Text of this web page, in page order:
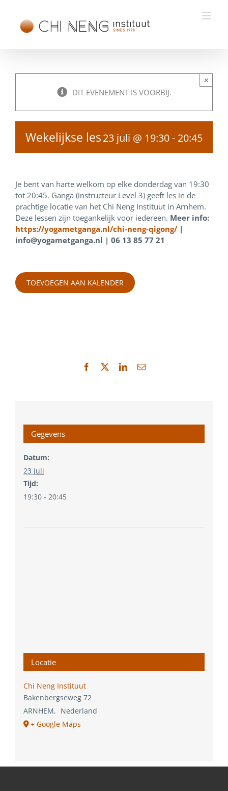
inhoud
DIT EVENEMENT IS VOORBIJ.
×
Wekelijkse les23 juli @ 19:30- 20:45
Je bent van harte welkom op elke donderdag van 19:30
tot 20:45. Ganga (instructeur Level 3) geeft les in de
prachtige locatie van het Chi Neng Instituut in Arnhem.
Deze lessen zijn toegankelijk voor iedereen. Meer info:
https://yogametganga.nl/chi-neng-qigong/ |
info@yogametganga.nl | 06 13 85 77 21
TOEVOEGEN AAN KALENDER
Facebook LinkedIn
E-
Gegevens
Datum:
23 juli
Tijd:
19:30 - 20:45
Locatie
Chi Neng Instituut
Bakenbergseweg 72
ARNHEM, Nederland
+ Google Maps